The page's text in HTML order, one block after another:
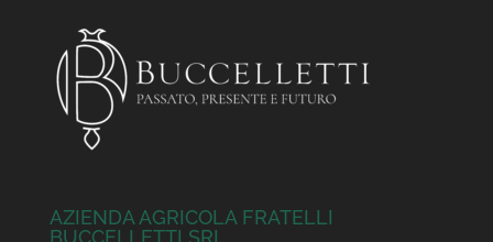
AZIENDA AGRICOLA FRATELLI
BUCCELLETTI SRL